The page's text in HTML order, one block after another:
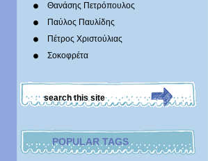
Θανάσης Πετρόπουλος
Παύλος Παυλίδης
Πέτρος Χριστούλιας
Σοκοφρέτα
POPULAR TAGS